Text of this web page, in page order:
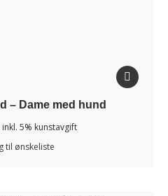
– Dame med hund
inkl. 5% kunstavgift
til ønskeliste